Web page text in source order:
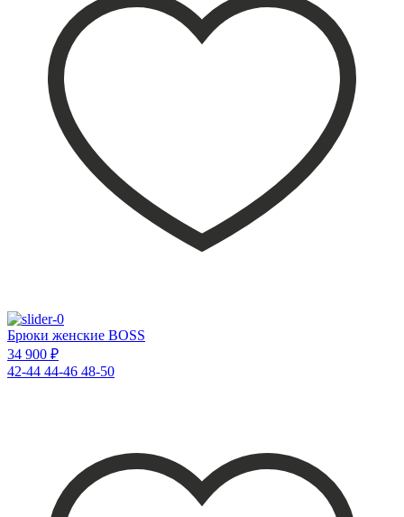
Брюки женские BOSS
34 900 ₽
42-44 44-46 48-50